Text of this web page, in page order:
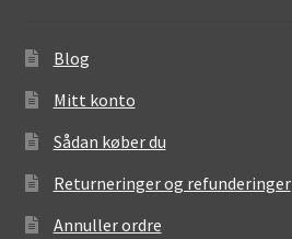
Blog
Mitt konto
Sådan køber du
Returneringer og refunderinger
Annuller ordre